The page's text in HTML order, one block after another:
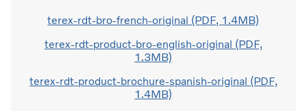
terex-rdt-bro-french-original (PDF, 1.4MB)
terex-rdt-product-bro-english-original (PDF,
1.3MB)
terex-rdt-product-brochure-spanish-original (PDF,
1.4MB)